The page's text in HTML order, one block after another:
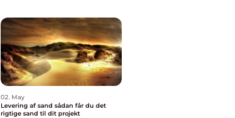
02. May
Levering af sand sådan får du det
rigtige sand til dit projekt